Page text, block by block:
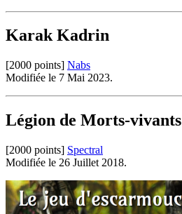
Karak Kadrin
[2000 points] Nabs
Modifiée le 7 Mai 2023.
Légion de Morts-vivants
[2000 points] Spectral
Modifiée le 26 Juillet 2018.